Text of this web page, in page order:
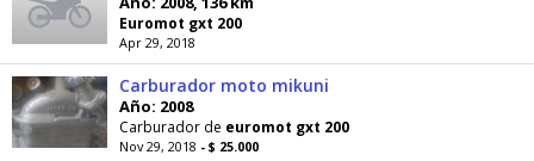
Euromot gxt 200
Apr 29, 2018
Carburador moto mikuni
Año: 2008
Carburador de euromot gxt 200
Nov 29, 2018 - $ 25.000